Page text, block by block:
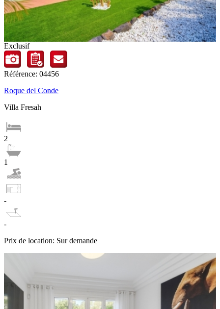
Exclusif
Référence: 04456
Roque del Conde
Villa Fresah
2
1
-
-
Prix de location: Sur demande